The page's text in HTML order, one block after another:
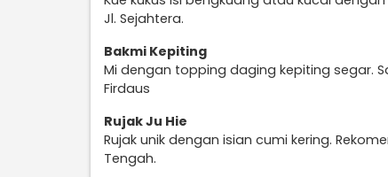
Jl. Sejahtera.
Bakmi Kepiting
Mi dengan topping daging kepiting segar.
Firdaus
Rujak Ju Hie
Rujak unik dengan isian cumi kering.
Tengah.